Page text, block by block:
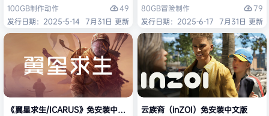
100GB制作动作
49
发行日期：2025-5-14 7月31日 更新
80GB冒险制作
79
发行日期：2025-6-17 7月31日 更新
《翼星求生/ICARUS》免安装中文版 云族裔（inZOI）免安装中文版